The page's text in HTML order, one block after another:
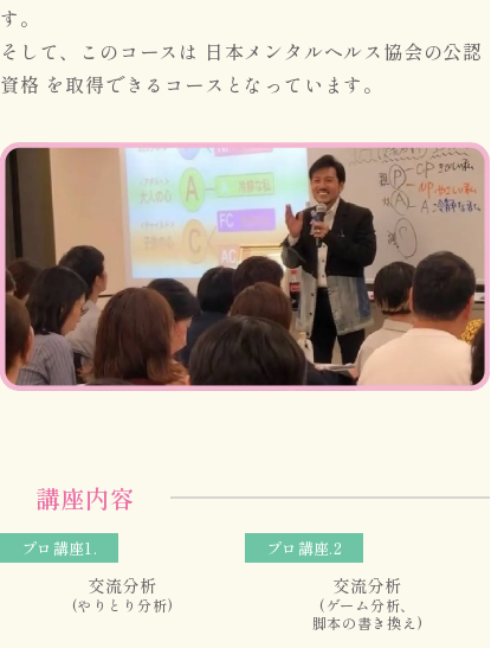
す。
そして、このコースは 日本メンタルヘルス協会の公認
資格 を取得できるコースとなっています。
講座内容
プロ講座1.
交流分析
(やりとり分析)
プロ講座.2
交流分析
(ゲーム分析、
脚本の書き換え)